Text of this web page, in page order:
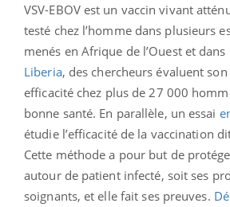
VSV-EBOV est un vaccin vivant
testé chez l’homme dans plusieurs
menés en Afrique de l’Ouest et
Liberia, des chercheurs évaluent
efficacité chez plus de 27 000
bonne santé. En parallèle, un essai
étudie l’efficacité de la vaccination
Cette méthode a pour but de
autour de patient infecté, soit ses
soignants, et elle fait ses preuves.